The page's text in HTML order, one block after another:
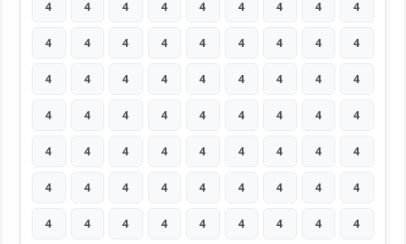
4 4 4 4 4 4 4 4 4
4 4 4 4 4 4 4 4 4
4 4 4 4 4 4 4 4 4
4 4 4 4 4 4 4 4 4
4 4 4 4 4 4 4 4 4
4 4 4 4 4 4 4 4 4
4 4 4 4 4 4 4 4 4